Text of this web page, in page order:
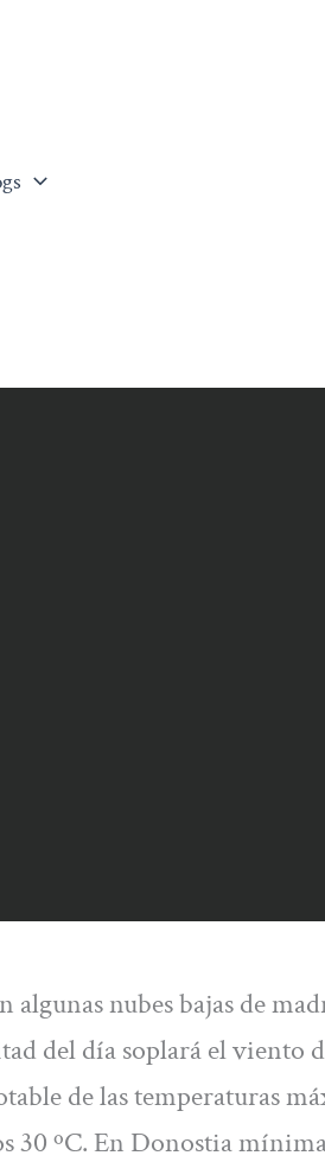
nubes bajas de
del día soplará el viento
de las temperaturas
ºC. En Donostia mínima